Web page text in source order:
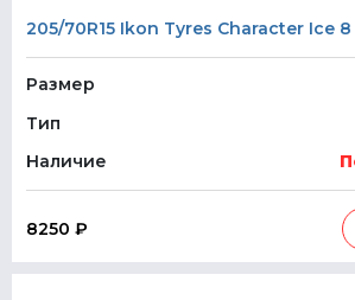
205/70R15 Ikon Tyres Character Ice 8
Размер
Тип
Наличие
8250 ₽